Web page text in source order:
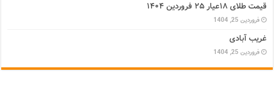
قیمت طلای ۱۸عیار ۲۵ فروردین ۱۴۰۴
فروردین 25, 1404
غریب آبادی
فروردین 25, 1404